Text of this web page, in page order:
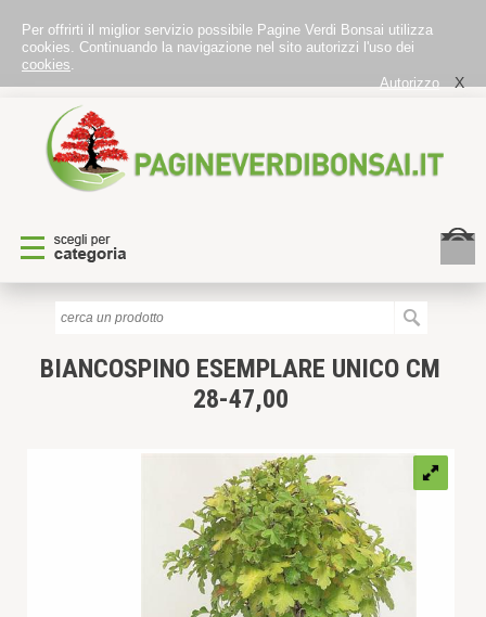
Per offrirti il miglior servizio possibile Pagine Verdi Bonsai utilizza
cookies. Continuando la navigazione nel sito autorizzi l'uso dei
cookies.
Autorizzo
X
BIANCOSPINO ESEMPLARE UNICO CM
28-47,00